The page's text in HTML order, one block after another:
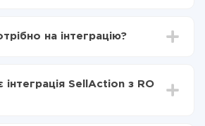
дані передавати з SellAction в RO
автоматично передаватися з
App
на інтеграцію?
до 30-хвилин. У середньому
10-15 хвилин.
інтеграція SellAction з RO